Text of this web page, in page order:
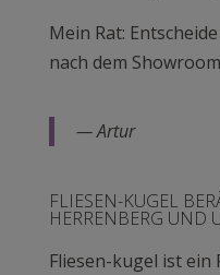
Mein Rat:
nach dem
— Artur
FLIESEN-KUGEL
HERRENBERG UND
Fliesen-kugel ist